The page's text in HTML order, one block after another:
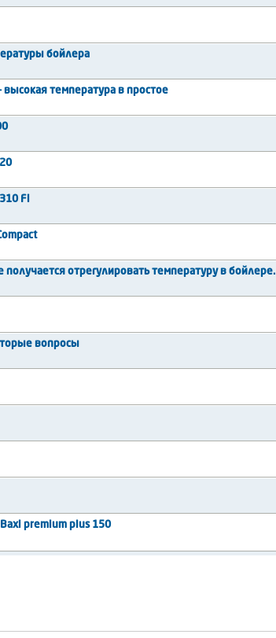
бойлера
температура в простое
Fi
получается отрегулировать температуру в бойлере.
вопросы
premium plus 150